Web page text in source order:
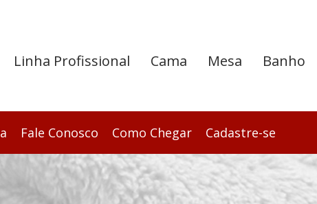
Linha Profissional Cama Mesa Banho
Fale Conosco Como Chegar Cadastre-se